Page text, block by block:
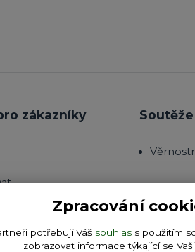
zákazníky
Zpracování
potřebují Váš souhlas s použitím
zobrazovat informace týkající se